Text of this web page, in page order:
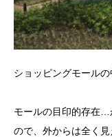
ショッピングモール
モールの目印的存在…
ので、外からは全く